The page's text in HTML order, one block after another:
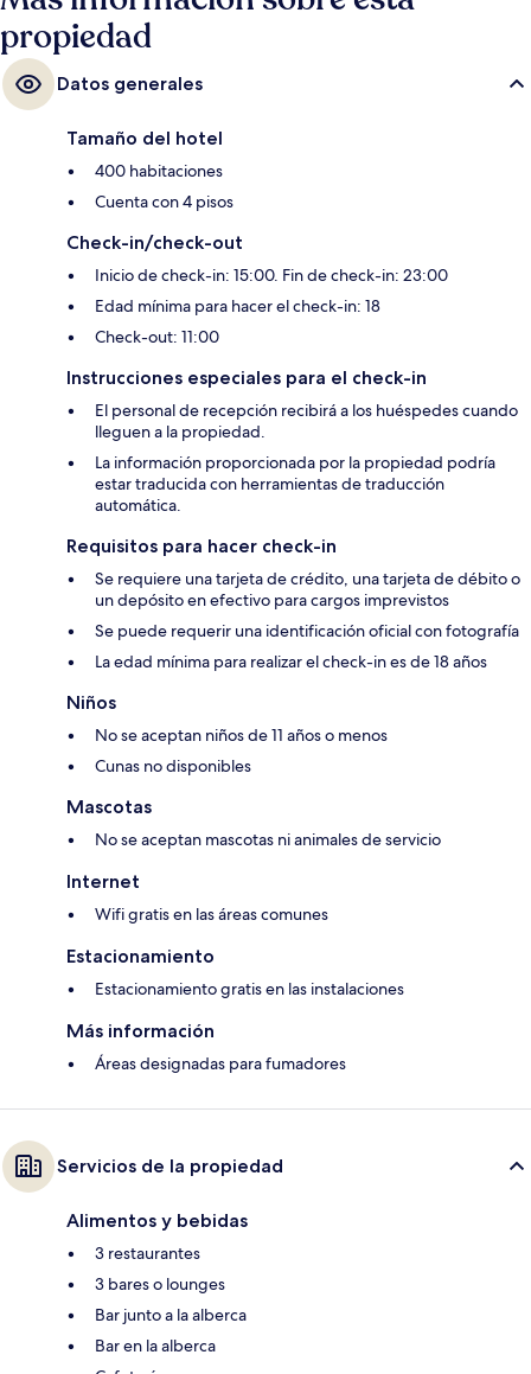
propiedad
Datos generales
Tamaño del hotel
400 habitaciones
Cuenta con 4 pisos
Check-in/check-out
Inicio de check-in: 15:00. Fin de check-in: 23:00
Edad mínima para hacer el check-in: 18
Check-out: 11:00
Instrucciones especiales para el check-in
El personal de recepción recibirá a los huéspedes cuando
lleguen a la propiedad.
La información proporcionada por la propiedad podría
estar traducida con herramientas de traducción
automática.
Requisitos para hacer check-in
Se requiere una tarjeta de crédito, una tarjeta de débito o
un depósito en efectivo para cargos imprevistos
Se puede requerir una identificación oficial con fotografía
La edad mínima para realizar el check-in es de 18 años
Niños
No se aceptan niños de 11 años o menos
Cunas no disponibles
Mascotas
No se aceptan mascotas ni animales de servicio
Internet
Wifi gratis en las áreas comunes
Estacionamiento
Estacionamiento gratis en las instalaciones
Más información
Áreas designadas para fumadores
Servicios de la propiedad
Alimentos y bebidas
3 restaurantes
3 bares o lounges
Bar junto a la alberca
Bar en la alberca